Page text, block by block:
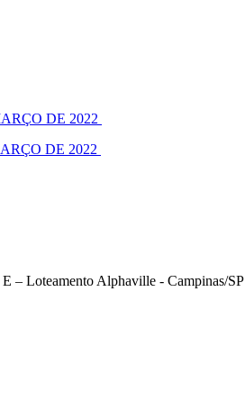
DE 2022
DE 2022
– Loteamento Alphaville - Campinas/SP